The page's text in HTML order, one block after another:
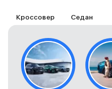
Кроссовер Седан